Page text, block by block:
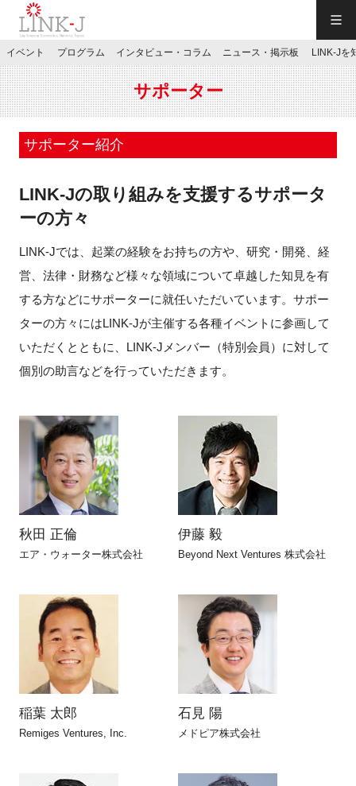
JP／EN
特別会員専用メニュー
イベント
プログラム
インタビュー・コラム
ニュース・掲示板
LINK-Jを知る
特別会員
施設・アクセス
イベントお知らせメール登録
イベント プログラム インタビュー・コラム ニュース・掲示板 LINK-Jを
サポーター
サポーター紹介
LINK-Jの取り組みを支援するサポータ
ーの方々
LINK-Jでは、起業の経験をお持ちの方や、研究・開発、経
営、法律・財務など様々な領域について卓越した知見を有
する方などにサポーターに就任いただいています。サポー
ターの方々にはLINK-Jが主催する各種イベントに参画して
いただくとともに、LINK-Jメンバー（特別会員）に対して
個別の助言などを行っていただきます。
秋田 正倫
エア・ウォーター株式会社
伊藤 毅
Beyond Next Ventures 株式会社
稲葉 太郎
Remiges Ventures, Inc.
石見 陽
メドピア株式会社